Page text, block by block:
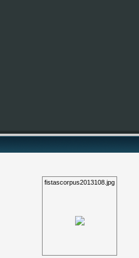
fistascorpus2013108.jpg